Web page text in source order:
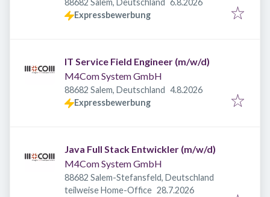
88682 Salem, Deutschland 6.8.2026
Expressbewerbung
IT Service Field Engineer (m/w/d)
M4Com System GmbH
88682 Salem, Deutschland Veröffentlicht
4.8.2026
Expressbewerbung
Java Full Stack Entwickler (m/w/d)
M4Com System GmbH
88682 Salem-Stefansfeld, Deutschland
teilweise Home-Office Veröffentlicht
28.7.2026